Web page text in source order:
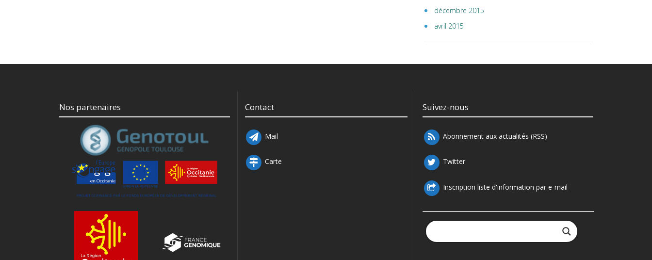
décembre 2015
avril 2015
Nos partenaires Contact
Mail
Carte
Suivez-nous
Abonnement aux actualités (RSS)
Twitter
Inscription liste d'information par e-mail